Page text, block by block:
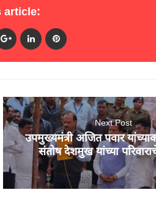
article:
Next Post
उपमुख्यमंत्री अजित पवार
संतोष देशमुख यांच्या